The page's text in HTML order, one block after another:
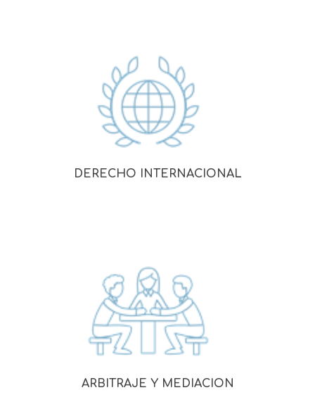
DERECHO INTERNACIONAL
ARBITRAJE Y MEDIACION